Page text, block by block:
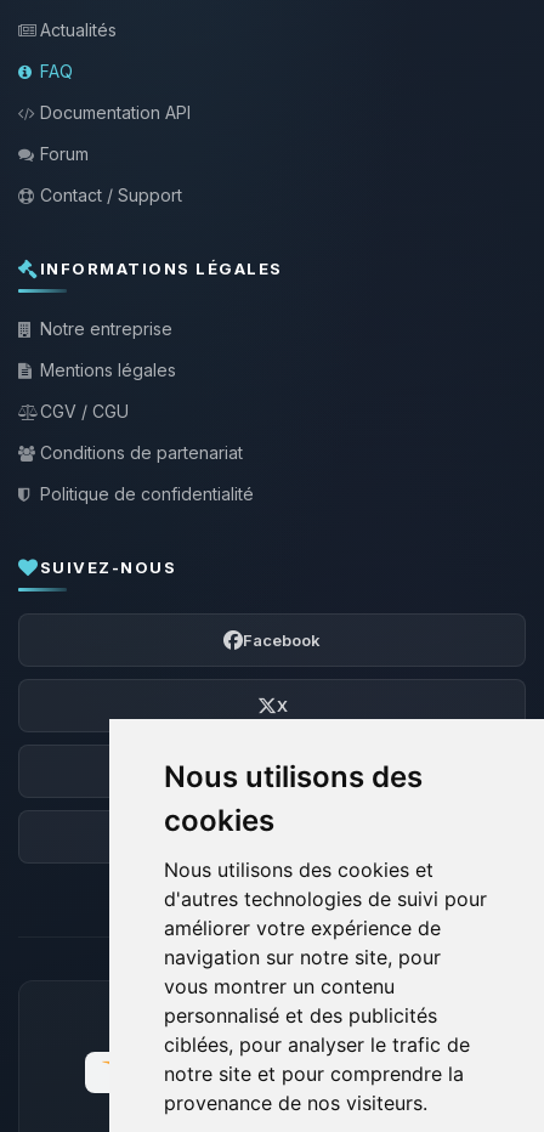
Nous utilisons des
cookies
Nous utilisons des cookies et
d'autres technologies de suivi pour
améliorer votre expérience de
navigation sur notre site, pour
vous montrer un contenu
personnalisé et des publicités
ciblées, pour analyser le trafic de
notre site et pour comprendre la
provenance de nos visiteurs.
Actualités
FAQ
Documentation API
Forum
Contact / Support
INFORMATIONS LÉGALES
Notre entreprise
Mentions légales
CGV / CGU
Conditions de partenariat
Politique de confidentialité
SUIVEZ-NOUS
Facebook
X
Discord
Forum
MOYENS DE PAIEMENT ACCEPTÉS